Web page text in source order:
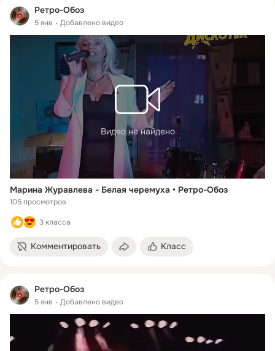
Ретро-Обоз
5 янв Добавлено видео
Видео не найдено
Марина Журавлева - Белая черемуха • Ретро-Обоз
105 просмотров
3 класса
Комментировать Класс
Ретро-Обоз
5 янв Добавлено видео